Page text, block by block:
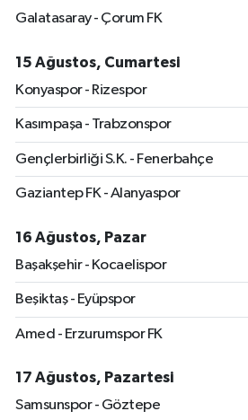
Galatasaray - Çorum FK
15 Ağustos, Cumartesi
Konyaspor - Rizespor
Kasımpaşa - Trabzonspor
Gençlerbirliği S.K. - Fenerbahçe
Gaziantep FK - Alanyaspor
16 Ağustos, Pazar
Başakşehir - Kocaelispor
Beşiktaş - Eyüpspor
Amed - Erzurumspor FK
17 Ağustos, Pazartesi
Samsunspor - Göztepe